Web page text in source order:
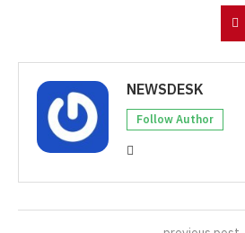
NEWSDESK
Follow Author